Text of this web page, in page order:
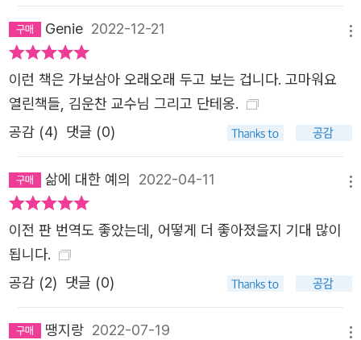
Genie 2022-12-21
이런 책은 가보삼아 오래오래 두고 보는 겁니다. 고마워요
열린책들, 김운찬 교수님 그리고 단테옹.
공감 (4) 댓글 (0)
삶에 대한 예의 2022-04-11
이전 판 번역도 좋았는데, 어떻게 더 좋아졌을지 기대 많이
됩니다.
공감 (2) 댓글 (0)
땡지랑 2022-07-19